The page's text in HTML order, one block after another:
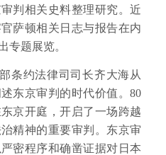
判相关史料整理研究。近
萨顿相关日志与报告在内
专题展览。
条约法律司司长齐大海从
东京审判的时代价值。80
京开庭，开启了一场跨越
精神的重要审判。东京审
密程序和确凿证据对日本